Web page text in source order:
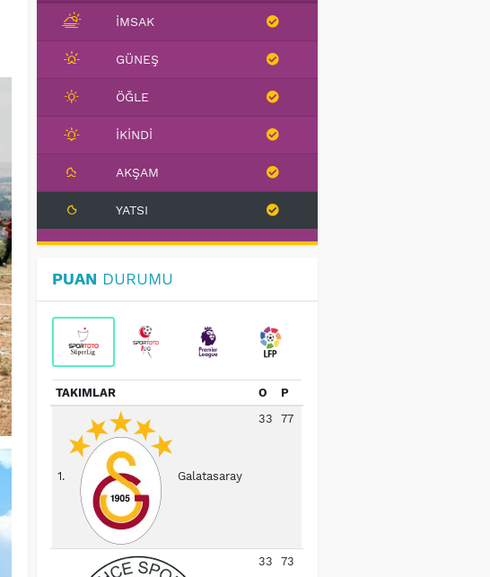
İMSAK
GÜNEŞ
ÖĞLE
İKINDI
AKŞAM
YATSI
PUAN DURUMU
TAKIMLAR O P
1. Galatasaray
33 77
33 73